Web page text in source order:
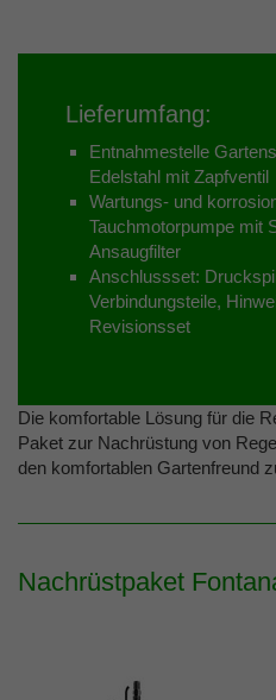
Lieferumfang:
Entnahmestelle
Edelstahl mit Zapfventil
Wartungs- und
Tauchmotorpumpe mit
Ansaugfilter
Anschlussset:
Verbindungsteile,
Revisionsset
Die komfortable Lösung für die
Paket zur Nachrüstung von
den komfortablen Gartenfreund
Nachrüstpaket